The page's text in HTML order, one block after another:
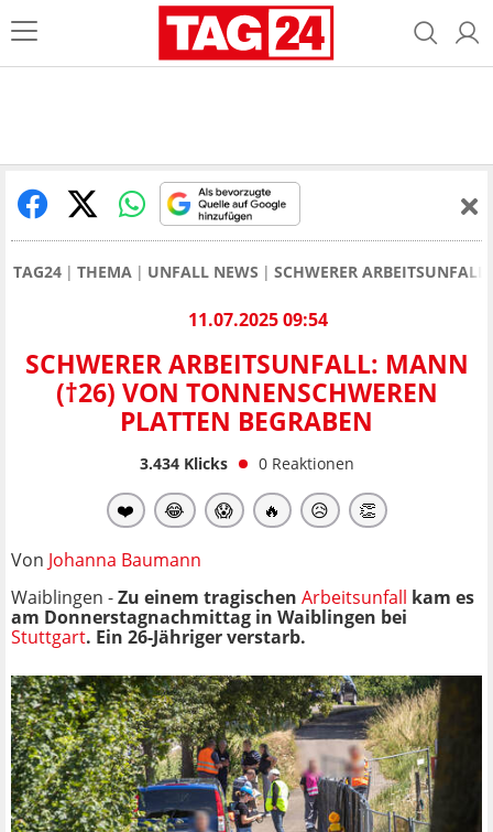
TAG24 THEMA UNFALL NEWS SCHWERER
11.07.2025 09:54
SCHWERER ARBEITSUNFALL: MANN
(†26) VON TONNENSCHWEREN
PLATTEN BEGRABEN
3.434Klicks 0 Reaktionen
❤️ 😂 😱 🔥 😥 👏
Von Johanna Baumann
Waiblingen -Zu einem tragischen Arbeitsunfall kam es
am Donnerstagnachmittag in Waiblingen bei
Stuttgart. Ein 26-Jähriger verstarb.